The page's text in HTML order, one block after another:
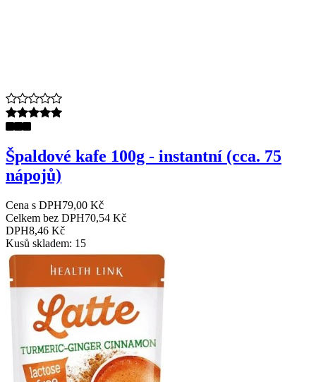
Špaldové kafe 100g - instantní (cca. 75
nápojů)
Cena s DPH79,00 Kč
Celkem bez DPH70,54 Kč
DPH8,46 Kč
Kusů skladem: 15